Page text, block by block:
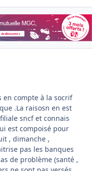
compte à la socrif
.La raisosn en est
sncf et connais
est compoisé pour
, dimanche ,
pas les banques
de problème (santé ,